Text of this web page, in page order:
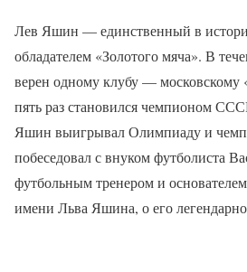
Лев Яшин — единственный в
обладателем «Золотого мяча». В
верен одному клубу —
пять раз становился чемпионом
Яшин выигрывал Олимпиаду и
побеседовал с внуком футболиста
футбольным тренером и
имени Льва Яшина, о его